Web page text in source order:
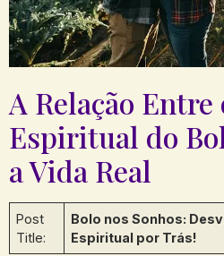
A Relação​
Espiritual​ do‌
a Vida‌ Real
Post
Title:
Bolo nos⁢ Sonhos:
‌Espiritual por Trás!